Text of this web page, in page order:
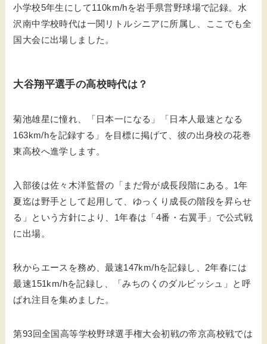
小学校5年生にして110km/hを岩手県営野球場で記録。水
沢南中学校時代は一関リトルシニアに所属し、ここでも全
国大会に出場しました。
大谷翔平選手の高校時代は？
菊池雄星に憧れ、「日本一になる」「日本人最速となる
163km/hを記録する」を目標に掲げて、彼の出身校の花巻
東高校へ進学します。
入部後は佐々木洋監督の「まだ骨が成長段階にある。1年
夏迄は野手として起用して、ゆっくり成長の階段を昇らせ
る」という方針により、1年春は「4番・右翼手」で公式戦
に出場。
秋からエースを務め、最速147km/hを記録し、2年春には
最速151km/hを記録し、「みちのくのダルビッシュ」と呼
ばれ注目を集めました。
第93回全国高等学校野球選手権大会初戦の帝京高校戦では